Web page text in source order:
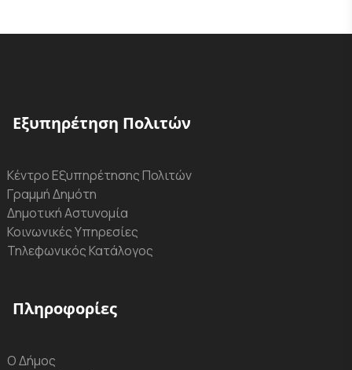
Εξυπηρέτηση Πολιτών
Κέντρο Εξυπηρέτησης Πολιτών
Γραμμή Δημότη
Δημοτική Αστυνομία
Κοινωνικές Υπηρεσίες
Τηλεφωνικός Κατάλογος
Πληροφορίες
Ο Δήμος